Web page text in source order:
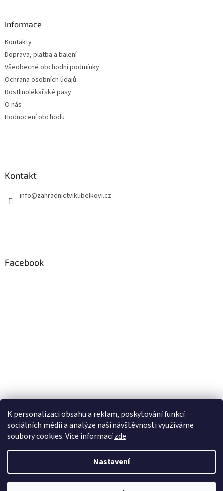
K personalizaci obsahu a reklam, poskytování funkcí
sociálních médií a analýze naší návštěvnosti využíváme
soubory cookies. Více informacízde.
Nastavení
Informace
Kontakty
Doprava, platba a balení
Všeobecné obchodní podmínky
Ochrana osobních údajů
Rostlinolékařské pasy
O nás
Hodnocení obchodu
Kontakt
info@zahradnictvikubelkovi.cz
Facebook
Copyright 2026Zahradnictví Kubelkovi. Všechna práva vyhrazena.